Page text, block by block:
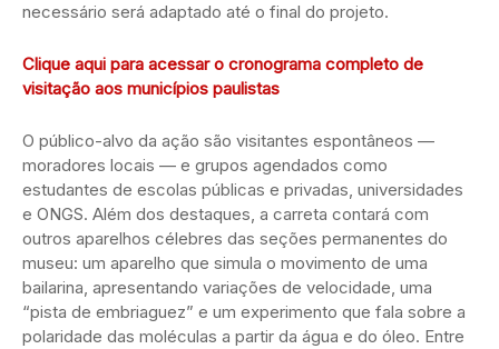
necessário será adaptado até o final do projeto.
Clique aqui para acessar o cronograma completo de
visitação aos municípios paulistas
O público-alvo da ação são visitantes espontâneos —
moradores locais — e grupos agendados como
estudantes de escolas públicas e privadas, universidades
e ONGS. Além dos destaques, a carreta contará com
outros aparelhos célebres das seções permanentes do
museu: um aparelho que simula o movimento de uma
bailarina, apresentando variações de velocidade, uma
“pista de embriaguez” e um experimento que fala sobre a
polaridade das moléculas a partir da água e do óleo. Entre